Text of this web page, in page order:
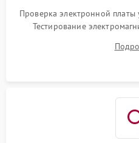
Проверка электронной
Тестирование
температуры и
жерновов кофемолки,